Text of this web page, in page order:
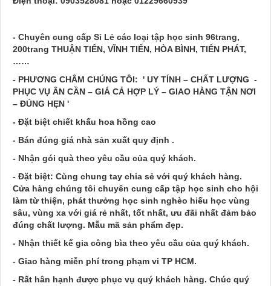
- Chuyên cung cấp Sỉ Lẻ các loại tập học sinh 96trang,
200trang THUẬN TIẾN, VĨNH TIẾN, HÒA BÌNH, TIẾN PHÁT,
……
- PHƯƠNG CHÂM CHÚNG TÔI: ' UY TÍNH – CHẤT LƯỢNG -
PHỤC VỤ ÂN CẦN – GIÁ CẢ HỢP LÝ – GIAO HÀNG TẬN NƠI
– ĐÚNG HẸN '
- Đặt biệt chiết khấu hoa hồng cao
- Bán đúng giá nhà sản xuất quy định .
- Nhận gói quà theo yêu cầu của quý khách.
- Đặt biệt: Cùng chung tay chia sẻ với quý khách hàng.
Cửa hàng chúng tôi chuyên cung cấp tập học sinh cho hội
làm từ thiện, phát thưởng học sinh nghèo hiếu học vùng
sâu, vùng xa với giá rẻ nhất, tốt nhất, ưu đãi nhất đảm bảo
đúng chất lượng. Mẫu mã sản phẩm đẹp.
- Nhận thiết kế gia công bìa theo yêu cầu của quý khách.
- Giao hàng miễn phí trong phạm vi TP HCM.
- Rất hân hạnh được phục vụ quý khách hàng. Chúc quý